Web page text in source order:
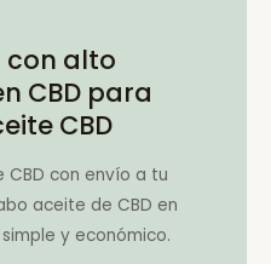
con alto
CBD para
CBD
CBD con envío a tu
aceite de CBD en
y económico.